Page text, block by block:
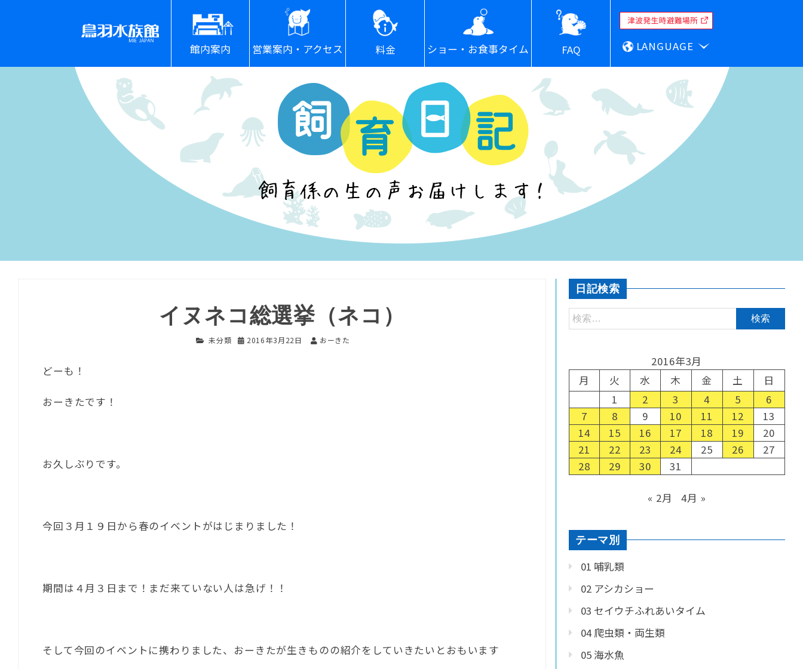
館内案内 営業案内・アクセス 料金 ショー・お食事タイム FAQ LANGUAGE
イヌネコ総選挙（ネコ）
未分類 2016年3月22日 おーきた
どーも！
おーきたです！
お久しぶりです。
今回３月１９日から春のイベントがはじまりました！
期間は４月３日まで！まだ来ていない人は急げ！！
そして今回のイベントに携わりました、おーきたが生きものの紹介をしていきたいとおもいます
日記検索
2016年3月
月
火 水 木 金 土
日
1
2 3 4 5
6
7
8 9 10 11 12
13
14
15 16 17 18 19
20
21
22 23 24 25 26
27
28
29 30 31
« 2月 4月 »
テーマ別
01 哺乳類
02 アシカショー
03 セイウチふれあいタイム
04 爬虫類・両生類
05 海水魚